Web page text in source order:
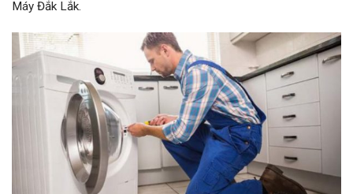
Máy Đắk Lắk.